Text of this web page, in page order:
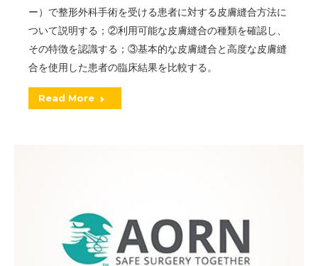
ー）で整形外科手術を受ける患者に対する皮膚縫合方法に
ついて説明する；②利用可能な皮膚縫合の種類を確認し、
その特徴を認識する；③基本的な皮膚縫合と高度な皮膚縫
合を使用した患者の臨床結果を比較する。
Read More